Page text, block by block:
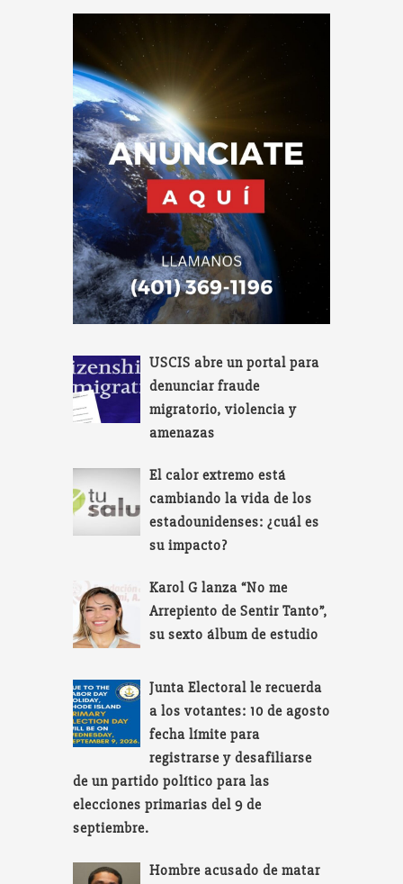
USCIS abre un portal para
denunciar fraude
migratorio, violencia y
amenazas
El calor extremo está
cambiando la vida de los
estadounidenses: ¿cuál es
su impacto?
Karol G lanza “No me
Arrepiento de Sentir Tanto”,
su sexto álbum de estudio
Junta Electoral le recuerda
a los votantes: 10 de agosto
fecha límite para
registrarse y desafiliarse
de un partido político para las
elecciones primarias del 9 de
septiembre.
Hombre acusado de matar